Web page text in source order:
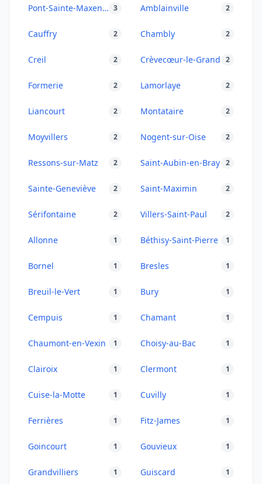
Pont-Sainte-Maxence 3 Amblainville 2
Cauffry 2 Chambly 2
Creil 2 Crèvecœur-le-Grand 2
Formerie 2 Lamorlaye 2
Liancourt 2 Montataire 2
Moyvillers 2 Nogent-sur-Oise 2
Ressons-sur-Matz 2 Saint-Aubin-en-Bray 2
Sainte-Geneviève 2 Saint-Maximin 2
Sérifontaine 2 Villers-Saint-Paul 2
Allonne 1 Béthisy-Saint-Pierre 1
Bornel 1 Bresles 1
Breuil-le-Vert 1 Bury 1
Cempuis 1 Chamant 1
Chaumont-en-Vexin 1 Choisy-au-Bac 1
Clairoix 1 Clermont 1
Cuise-la-Motte 1 Cuvilly 1
Ferrières 1 Fitz-James 1
Goincourt 1 Gouvieux 1
Grandvilliers 1 Guiscard 1